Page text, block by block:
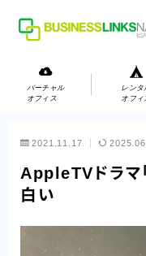
会議室
お問い合わせ
バーチャル
オフィス
レンタ
オフィ
2021.11.17
AppleTVドラマ
白い